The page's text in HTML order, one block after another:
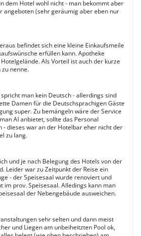
dem Hotel wohl nicht - man bekommt aber
angeboten (sehr geräumig aber eben nur
befindet sich eine kleine Einkaufsmeile
erfüllen kann. Apotheke
Als Vorteil ist auch der kurze
nenne.
man kein Deutsch - allerdings sind
Damen für die Deutschsprachigen Gäste
super. Zu bemängeln wäre der Service
AI anbietet, sollte das Personal
- dieses war an der Hotelbar eher nicht der
zu lang.
und je nach Belegung des Hotels von der
Leider war zu Zeitpunkt der Reise ein
- der Speisesaal wurde renoviert und
im prov. Speisesaal. Alledings kann man
der Nebengebäude ausweichen.
sehr selten und dann meist
und Liegen am unbeiheitzten Pool ok,